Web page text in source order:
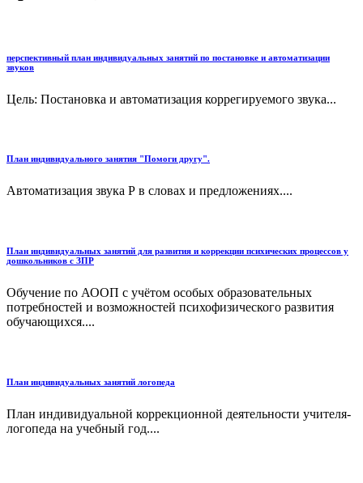
перспективный план индивидуальных занятий по постановке и автоматизации
звуков
Цель: Постановка и автоматизация коррегируемого звука...
План индивидуального занятия "Помоги другу".
Автоматизация звука Р в словах и предложениях....
План индивидуальных занятий для развития и коррекции психических процессов у
дошкольников с ЗПР
Обучение по АООП с учётом особых образовательных
потребностей и возможностей психофизического развития
обучающихся....
План индивидуальных занятий логопеда
План индивидуальной коррекционной деятельности учителя-
логопеда на учебный год....